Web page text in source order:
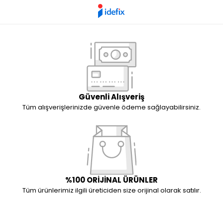
Güvenli Alışveriş
Tüm alışverişlerinizde güvenle ödeme sağlayabilirsiniz.
%100 ORİJİNAL ÜRÜNLER
Tüm ürünlerimiz ilgili üreticiden size orijinal olarak satılır.